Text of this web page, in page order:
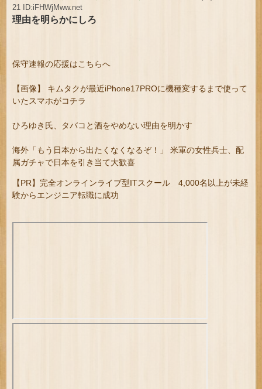
21 ID:iFHWjMww.net
理由を明らかにしろ
保守速報の応援はこちらへ
【画像】 キムタクが最近iPhone17PROに機種変するまで使って
いたスマホがコチラ
ひろゆき氏、タバコと酒をやめない理由を明かす
海外「もう日本から出たくなくなるぞ！」 米軍の女性兵士、配
属ガチャで日本を引き当て大歓喜
【PR】完全オンラインライブ型ITスクール 4,000名以上が未経
験からエンジニア転職に成功